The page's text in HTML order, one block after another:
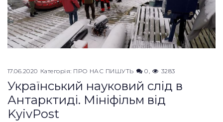
17.06.2020 Категорія: ПРО НАС ПИШУТЬ 0 3283
Український науковий слід в
Антарктиді. Мініфільм від
KyivPost